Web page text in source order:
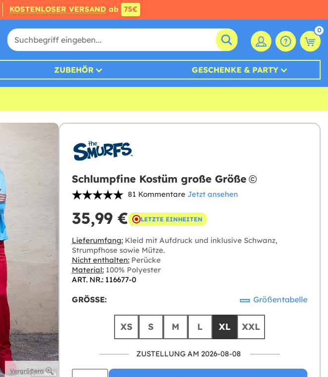
KOSTENLOSER VERSAND ab 75€
0
ZUBEHÖR GESCHENKE & PARTY
Vergrößern
Schlumpfine Kostüm große Größe
81 Kommentare Jetzt ansehen
35,99 € LETZTE EINHEITEN
Lieferumfang:Kleid mit Aufdruck und inklusive Schwanz,
Strumpfhose sowie Mütze.
Nicht enthalten:Perücke
Material:100% Polyester
ART. NR.: 116677-0
GRÖSSE: Größentabelle
XS S M L XL XXL
ZUSTELLUNG AM 2026-08-08